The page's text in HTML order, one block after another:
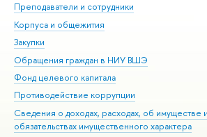
Преподаватели и сотрудники
Корпуса и общежития
Закупки
Обращения граждан в НИУ ВШЭ
Фонд целевого капитала
Противодействие коррупции
Сведения о доходах, расходах, об имуществе и
обязательствах имущественного характера